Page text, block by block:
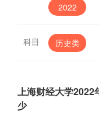
2022
科目 历史类
上海财经大学2022
少